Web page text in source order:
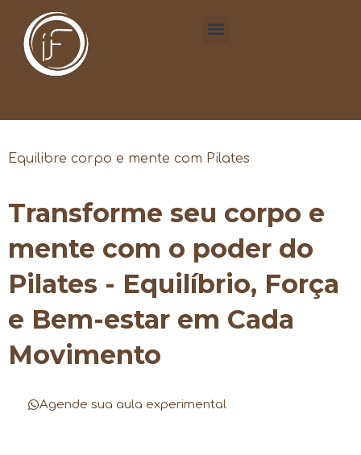
Equilibre corpo e mente com Pilates
Transforme seu corpo e
mente com o poder do
Pilates - Equilíbrio, Força
e Bem-estar em Cada
Movimento
Agende sua aula experimental